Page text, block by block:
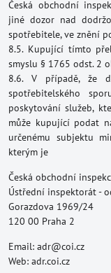
Česká obchodní
jiné dozor nad
spotřebitele, ve znění
8.5. Kupující tímto
smyslu § 1765 odst. 2
8.6. V případě, že
spotřebitelského
poskytování služeb,
může kupující podat
určenému subjektu
kterým je
Česká obchodní
Ústřední inspektorát -
Gorazdova 1969/24
120 00 Praha 2
Email: adr@coi.cz
Web: adr.coi.cz